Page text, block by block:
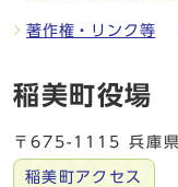
著作権・リンク等
稲美町役場
〒675-1115 兵庫
稲美町アクセス